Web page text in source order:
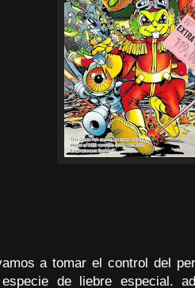
a tomar el control del
de liebre especial.